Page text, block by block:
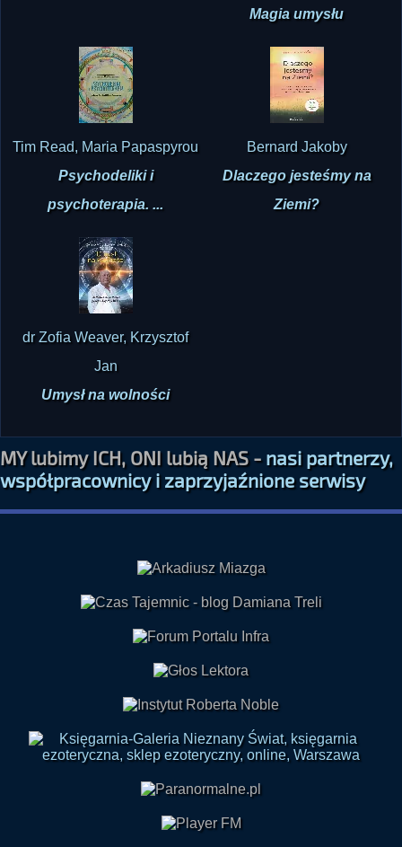
Magia umysłu
Tim Read, Maria Papaspyrou
Psychodeliki i
psychoterapia. ...
Bernard Jakoby
Dlaczego jesteśmy na
Ziemi?
dr Zofia Weaver, Krzysztof
Jan
Umysł na wolności
MY lubimy ICH, ONI lubią NAS -nasi partnerzy,
współpracownicy i zaprzyjaźnione serwisy